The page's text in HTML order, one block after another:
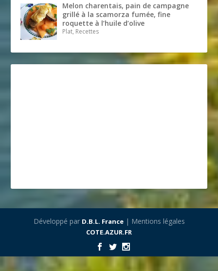
Melon charentais, pain de campagne
grillé à la scamorza fumée, fine
roquette à l’huile d’olive
Plat, Recettes
Développé par D.B.L. France| Mentions légales
COTE.AZUR.FR